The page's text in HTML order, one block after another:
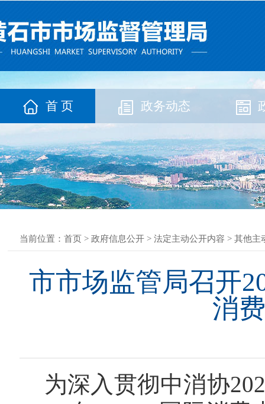
首 页 政务动态
当前位置： 首页 > 政府信息公开 > 法定主动公开内容 > 其他主
市市场监管局召开
消
为深入贯彻中消协